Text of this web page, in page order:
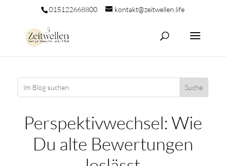
015122668800 kontakt@zeitwellen.life
Perspektivwechsel: Wie
Du alte Bewertungen